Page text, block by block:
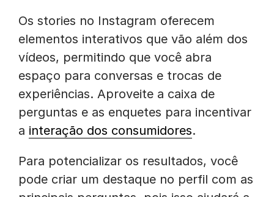
Os stories no Instagram oferecem
elementos interativos que vão além dos
vídeos, permitindo que você abra
espaço para conversas e trocas de
experiências. Aproveite a caixa de
perguntas e as enquetes para incentivar
a interação dos consumidores.
Para potencializar os resultados, você
pode criar um destaque no perfil com as